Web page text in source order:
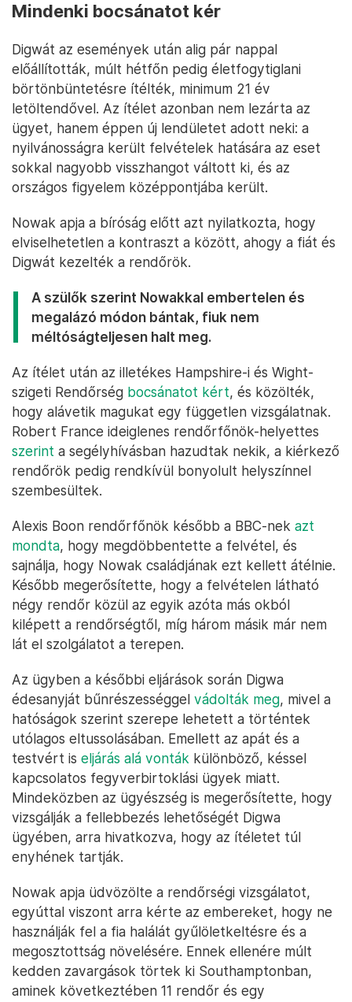
Mindenki bocsánatot kér
Digwát az események után alig pár nappal
előállították, múlt hétfőn pedig életfogytiglani
börtönbüntetésre ítélték, minimum 21 év
letöltendővel. Az ítélet azonban nem lezárta az
ügyet, hanem éppen új lendületet adott neki: a
nyilvánosságra került felvételek hatására az eset
sokkal nagyobb visszhangot váltott ki, és az
országos figyelem középpontjába került.
Nowak apja a bíróság előtt azt nyilatkozta, hogy
elviselhetetlen a kontraszt a között, ahogy a fiát és
Digwát kezelték a rendőrök.
A szülők szerint Nowakkal embertelen és
megalázó módon bántak, fiuk nem
méltóságteljesen halt meg.
Az ítélet után az illetékes Hampshire-i és Wight-
szigeti Rendőrség bocsánatot kért, és közölték,
hogy alávetik magukat egy független vizsgálatnak.
Robert France ideiglenes rendőrfőnök-helyettes
szerint a segélyhívásban hazudtak nekik, a kiérkező
rendőrök pedig rendkívül bonyolult helyszínnel
szembesültek.
Alexis Boon rendőrfőnök később a BBC-nek azt
mondta, hogy megdöbbentette a felvétel, és
sajnálja, hogy Nowak családjának ezt kellett átélnie.
Később megerősítette, hogy a felvételen látható
négy rendőr közül az egyik azóta más okból
kilépett a rendőrségtől, míg három másik már nem
lát el szolgálatot a terepen.
Az ügyben a későbbi eljárások során Digwa
édesanyját bűnrészességgel vádolták meg, mivel a
hatóságok szerint szerepe lehetett a történtek
utólagos eltussolásában. Emellett az apát és a
testvért is eljárás alá vonták különböző, késsel
kapcsolatos fegyverbirtoklási ügyek miatt.
Mindeközben az ügyészség is megerősítette, hogy
vizsgálják a fellebbezés lehetőségét Digwa
ügyében, arra hivatkozva, hogy az ítéletet túl
enyhének tartják.
Nowak apja üdvözölte a rendőrségi vizsgálatot,
egyúttal viszont arra kérte az embereket, hogy ne
használják fel a fia halálát gyűlöletkeltésre és a
megosztottság növelésére. Ennek ellenére múlt
kedden zavargások törtek ki Southamptonban,
aminek következtében 11 rendőr és egy